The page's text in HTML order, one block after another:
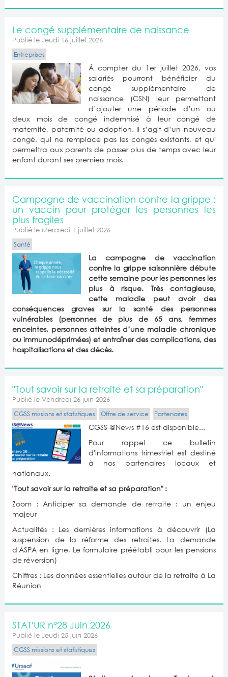
Le congé supplémentaire de naissance
Publié le Jeudi 16 juillet 2026
Entreprises
À compter du 1er juillet 2026, vos
salariés pourront bénéficier du
congé supplémentaire de
naissance (CSN) leur permettant
d’ajouter une période d’un ou
deux mois de congé indemnisé à leur congé de
maternité, paternité ou adoption. Il s’agit d’un nouveau
congé, qui ne remplace pas les congés existants, et qui
permettra aux parents de passer plus de temps avec leur
enfant durant ses premiers mois.
Campagne de vaccination contre la grippe :
un vaccin pour protéger les personnes les
plus fragiles
Publié le Mercredi 1 juillet 2026
Santé
La campagne de vaccination
contre la grippe saisonnière débute
cette semaine pour les personnes les
plus à risque. Très contagieuse,
cette maladie peut avoir des
conséquences graves sur la santé des personnes
vulnérables (personnes de plus de 65 ans, femmes
enceintes, personnes atteintes d’une maladie chronique
ou immunodéprimées) et entraîner des complications, des
hospitalisations et des décès.
"Tout savoir sur la retraite et sa préparation"
Publié le Vendredi 26 juin 2026
CGSS missions et statistiques
Offre de service Partenaires
CGSS @News #16 est disponible...
Pour rappel ce bulletin
d'informations trimestriel est destiné
à nos partenaires locaux et
nationaux.
"Tout savoir sur la retraite et sa préparation" :
Zoom : Anticiper sa demande de retraite : un enjeu
majeur
Actualités : Les dernières informations à découvrir (La
suspension de la réforme des retraites, La demande
d'ASPA en ligne, Le formulaire préétabli pour les pensions
de réversion)
Chiffres : Les données essentielles autour de la retraite à La
Réunion
STAT'UR n°28 Juin 2026
Publié le Jeudi 25 juin 2026
CGSS missions et statistiques